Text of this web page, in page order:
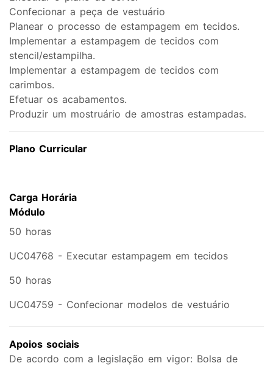
Confecionar a peça de vestuário
Planear o processo de estampagem em tecidos.
Implementar a estampagem de tecidos com
stencil/estampilha.
Implementar a estampagem de tecidos com
carimbos.
Efetuar os acabamentos.
Produzir um mostruário de amostras estampadas.
Plano Curricular
Carga Horária
Módulo
50 horas
UC04768 - Executar estampagem em tecidos
50 horas
UC04759 - Confecionar modelos de vestuário
Apoios sociais
De acordo com a legislação em vigor: Bolsa de